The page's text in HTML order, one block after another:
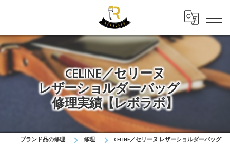
CELINE／セリーヌ
レザーショルダーバッグ
修理実績【レボラボ】
ブランド品の修理はレボラボ 修理実績 CELINE／セリーヌ レザーショルダーバッグ 修理実績【レボラボ】